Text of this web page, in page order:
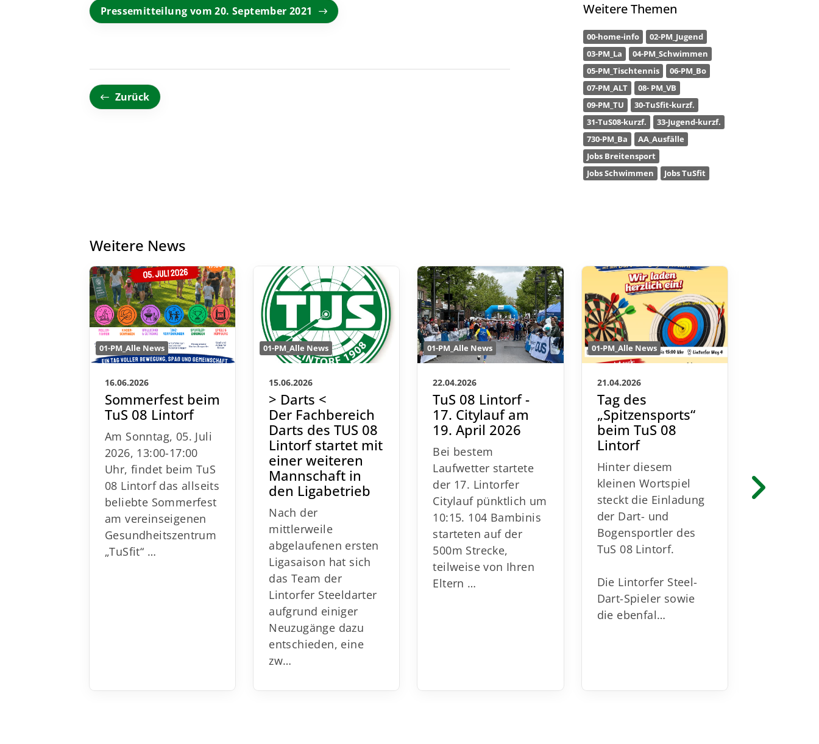
Pressemitteilung vom 20. September 2021
Zurück
Weitere Themen
00-home-info
02-PM_Jugend
03-PM_La
04-PM_Schwimmen
05-PM_Tischtennis
06-PM_Bo
07-PM_ALT
08- PM_VB
09-PM_TU
30-TuSfit-kurzf.
31-TuS08-kurzf.
33-Jugend-kurzf.
730-PM_Ba
AA_Ausfälle
Jobs Breitensport
Jobs Schwimmen
Jobs TuSfit
Weitere News
01-PM_Alle News
16.06.2026
Sommerfest beim
TuS 08 Lintorf
Am Sonntag, 05. Juli
2026, 13:00-17:00
Uhr, findet beim TuS
08 Lintorf das allseits
beliebte Sommerfest
am vereinseigenen
Gesundheitszentrum
„TuSfit“ …
01-PM_Alle News
15.06.2026
> Darts <
Der Fachbereich
Darts des TUS 08
Lintorf startet mit
einer weiteren
Mannschaft in
den Ligabetrieb
Nach der
mittlerweile
abgelaufenen ersten
Ligasaison hat sich
das Team der
Lintorfer Steeldarter
aufgrund einiger
Neuzugänge dazu
entschieden, eine
zw…
01-PM_Alle News
22.04.2026
TuS 08 Lintorf -
17. Citylauf am
19. April 2026
Bei bestem
Laufwetter startete
der 17. Lintorfer
Citylauf pünktlich um
10:15. 104 Bambinis
starteten auf der
500m Strecke,
teilweise von Ihren
Eltern …
01-PM_Alle News
21.04.2026
Tag des
„Spitzensports“
beim TuS 08
Lintorf
Hinter diesem
kleinen Wortspiel
steckt die Einladung
der Dart- und
Bogensportler des
TuS 08 Lintorf.
Die Lintorfer Steel-
Dart-Spieler sowie
die ebenfal…
Helfer